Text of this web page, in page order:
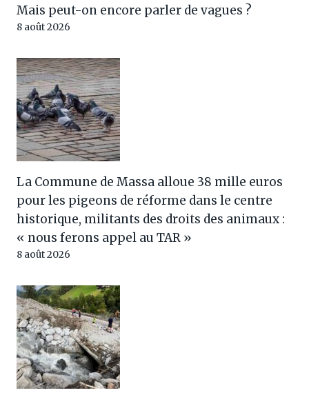
Mais peut-on encore parler de vagues ?
8 août 2026
La Commune de Massa alloue 38 mille euros
pour les pigeons de réforme dans le centre
historique, militants des droits des animaux :
« nous ferons appel au TAR »
8 août 2026